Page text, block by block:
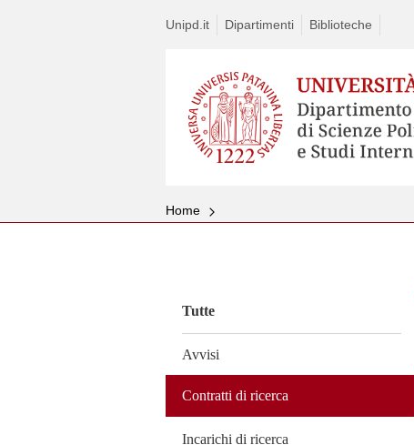
Unipd.it Dipartimenti Biblioteche
Home
Tutte
Avvisi
Contratti di ricerca
Incarichi di ricerca